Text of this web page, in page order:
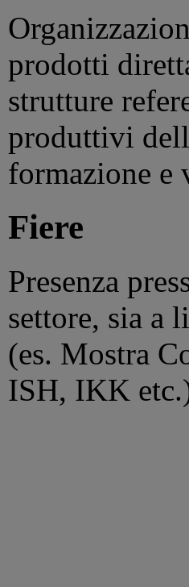
prodotti
strutture
produttivi
formazione e
Fiere
Presenza
settore, sia a
(es. Mostra
ISH, IKK